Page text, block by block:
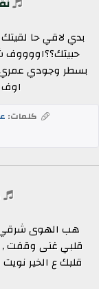
بدي لاقي حا
حبيتك؟؟اووووف
بسطر وجودي
كلمات:
هب الهوى شرقي
قلبي غنى وقفت ,
قلبك ع الخير